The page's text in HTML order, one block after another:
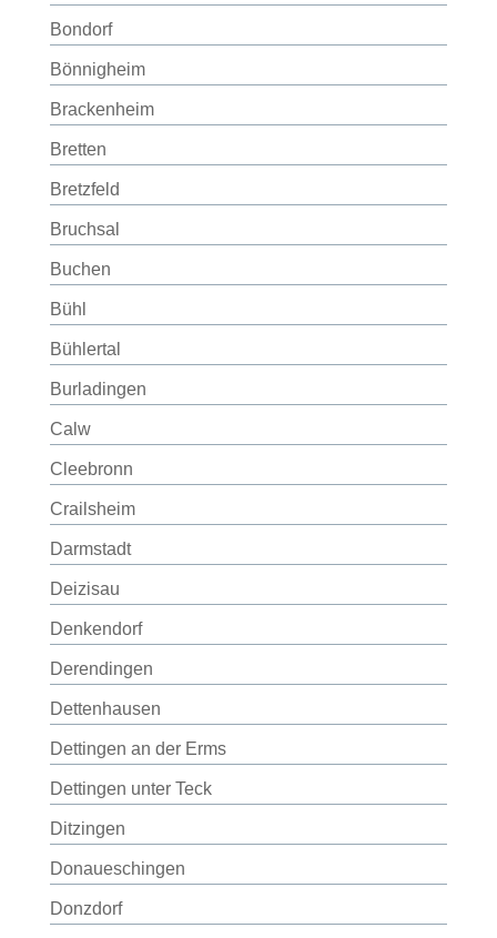
Bondorf
Bönnigheim
Brackenheim
Bretten
Bretzfeld
Bruchsal
Buchen
Bühl
Bühlertal
Burladingen
Calw
Cleebronn
Crailsheim
Darmstadt
Deizisau
Denkendorf
Derendingen
Dettenhausen
Dettingen an der Erms
Dettingen unter Teck
Ditzingen
Donaueschingen
Donzdorf